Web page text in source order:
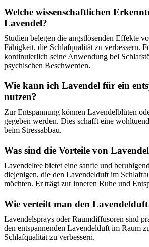
Welche wissenschaftlichen
Lavendel?
Studien belegen die angstlösenden Effekte
Fähigkeit, die Schlafqualität zu verbessern.
kontinuierlich seine Anwendung bei
psychischen Beschwerden.
Wie kann ich Lavendel für ein
nutzen?
Zur Entspannung können Lavendelblüten
gegeben werden. Dies schafft eine
beim Stressabbau.
Was sind die Vorteile von
Lavendeltee bietet eine sanfte und
diejenigen, die den Lavendelduft im
möchten. Er trägt zur inneren Ruhe und
Wie verteilt man den
Lavendelsprays oder Raumdiffusoren sind
den entspannenden Lavendelduft im Raum
Schlafqualität zu verbessern.